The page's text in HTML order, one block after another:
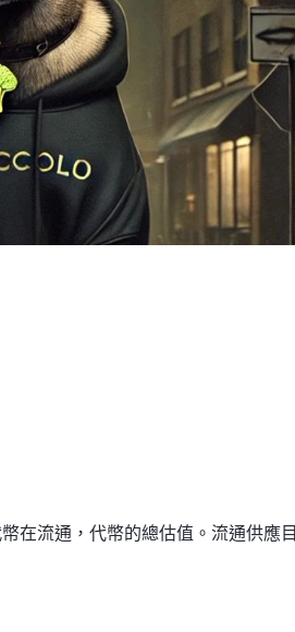
在流通，代幣的總估值。流通供應